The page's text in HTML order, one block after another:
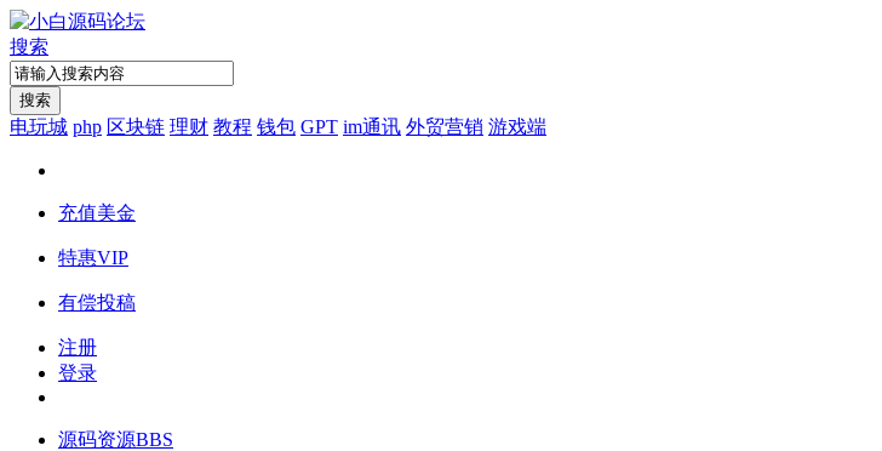
搜索
搜索
电玩城 php 区块链 理财 教程 钱包 GPT im通讯 外贸营销 游戏端
充值美金
特惠VIP
有偿投稿
注册
登录
源码资源BBS